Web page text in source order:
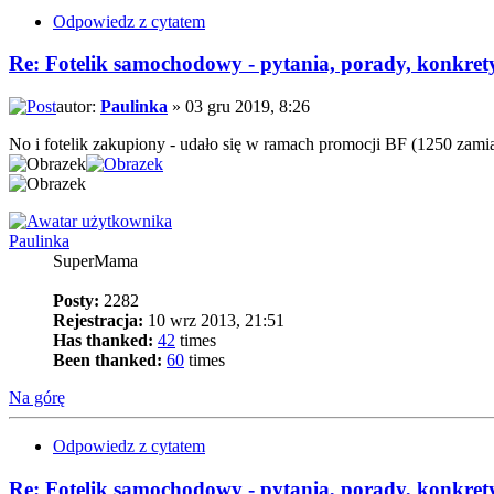
Odpowiedz z cytatem
Re: Fotelik samochodowy - pytania, porady,
autor: Paulinka » 03 gru 2019, 8:26
No i fotelik zakupiony - udało się w ramach promocji BF (1250
Paulinka
SuperMama
Posty: 2282
Rejestracja: 10 wrz 2013, 21:51
Has thanked: 42 times
Been thanked: 60 times
Na górę
Odpowiedz z cytatem
Re: Fotelik samochodowy - pytania, porady,